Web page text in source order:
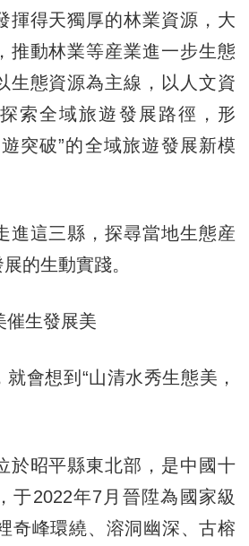
揮得天獨厚的林業資源，大
推動林業等産業進一步生態
生態資源為主線，以人文資
索全域旅遊發展路徑，形
突破”的全域旅遊發展新模
這三縣，探尋當地生態産
的生動實踐。
生發展美
想到“山清水秀生態美，
昭平縣東北部，是中國十
于2022年7月晉陞為國家級
奇峰環繞、溶洞幽深、古榕